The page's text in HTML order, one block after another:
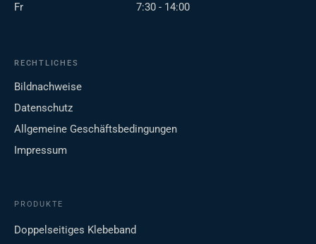
Fr
7:30 - 14:00
RECHTLICHES
Bildnachweise
Datenschutz
Allgemeine Geschäftsbedingungen
Impressum
PRODUKTE
Doppelseitiges Klebeband